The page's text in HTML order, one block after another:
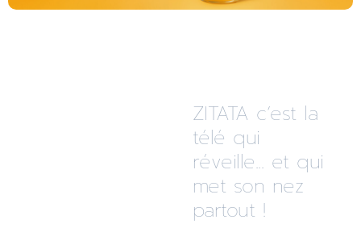
ZITATA c’est la
télé qui
réveille... et qui
met son nez
partout !